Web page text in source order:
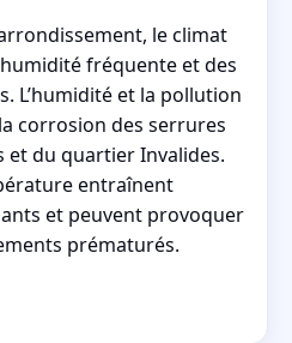
le climat
fréquente et des
L’humidité et la pollution
corrosion des serrures
du quartier Invalides.
entraînent
et peuvent provoquer
prématurés.